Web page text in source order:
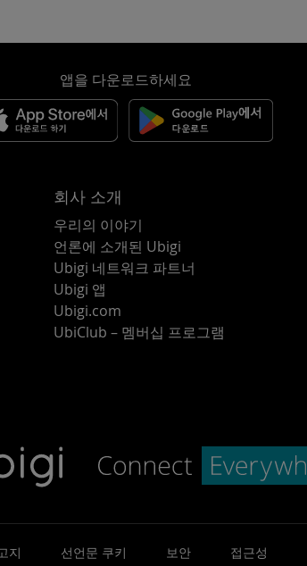
앱을 다운로드하세요
회사 소개
우리의 이야기
언론에 소개된 Ubigi
Ubigi 네트워크 파트너
Ubigi 앱
Ubigi.com
UbiClub – 멤버십 프로그램
지 선언문 쿠키 보안 접근성